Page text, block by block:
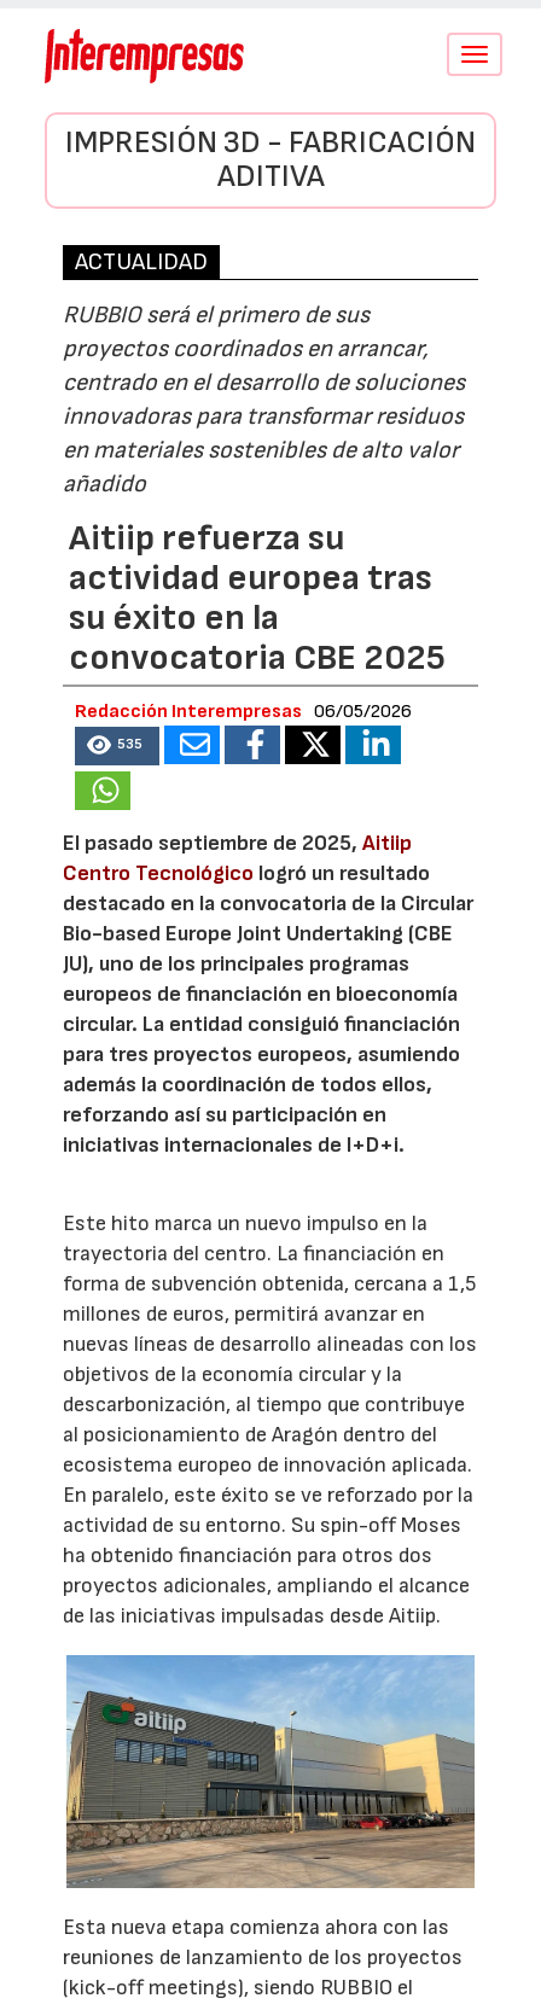
Conmutar
IMPRESIÓN 3D - FABRICACIÓN
ADITIVA
ACTUALIDAD
RUBBIO será el primero de sus
proyectos coordinados en arrancar,
centrado en el desarrollo de soluciones
innovadoras para transformar residuos
en materiales sostenibles de alto valor
añadido
Aitiip refuerza su
actividad europea tras
su éxito en la
convocatoria CBE 2025
Redacción Interempresas 06/05/2026
535
El pasado septiembre de 2025,Aitiip
Centro Tecnológico logró un resultado
destacado en la convocatoria de la Circular
Bio-based Europe Joint Undertaking (CBE
JU), uno de los principales programas
europeos de financiación en bioeconomía
circular. La entidad consiguió financiación
para tres proyectos europeos, asumiendo
además la coordinación de todos ellos,
reforzando así su participación en
iniciativas internacionales de I+D+i.
Este hito marca un nuevo impulso en la
trayectoria del centro. La financiación en
forma de subvención obtenida, cercana a 1,5
millones de euros, permitirá avanzar en
nuevas líneas de desarrollo alineadas con los
objetivos de la economía circular y la
descarbonización, al tiempo que contribuye
al posicionamiento de Aragón dentro del
ecosistema europeo de innovación aplicada.
En paralelo, este éxito se ve reforzado por la
actividad de su entorno. Su spin-off Moses
ha obtenido financiación para otros dos
proyectos adicionales, ampliando el alcance
de las iniciativas impulsadas desde Aitiip.
Esta nueva etapa comienza ahora con las
reuniones de lanzamiento de los proyectos
(kick-off meetings), siendo RUBBIO el